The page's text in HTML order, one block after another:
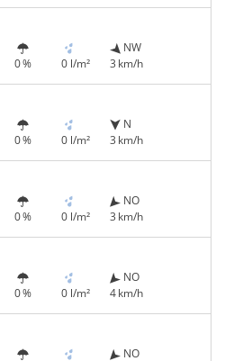
0 % 0 l/m²
NW
3 km/h
0 % 0 l/m²
N
3 km/h
0 % 0 l/m²
NO
3 km/h
0 % 0 l/m²
NO
4 km/h
NO